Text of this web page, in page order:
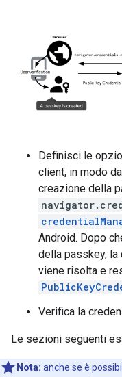
Definisci le
client, in modo
creazione della
Android. Dopo
della passkey,
viene risolta e
Verifica la
Le sezioni seguenti
Nota: anche se è